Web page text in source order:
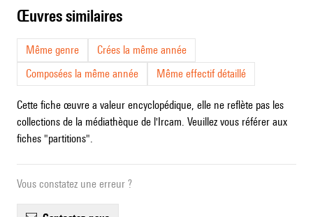
œuvres similaires
Même genre
Crées la même année
Composées la même année
Même effectif détaillé
Cette fiche œuvre a valeur encyclopédique, elle ne reflète pas les
collections de la médiathèque de l'Ircam. Veuillez vous référer aux
fiches "partitions".
Vous constatez une erreur ?